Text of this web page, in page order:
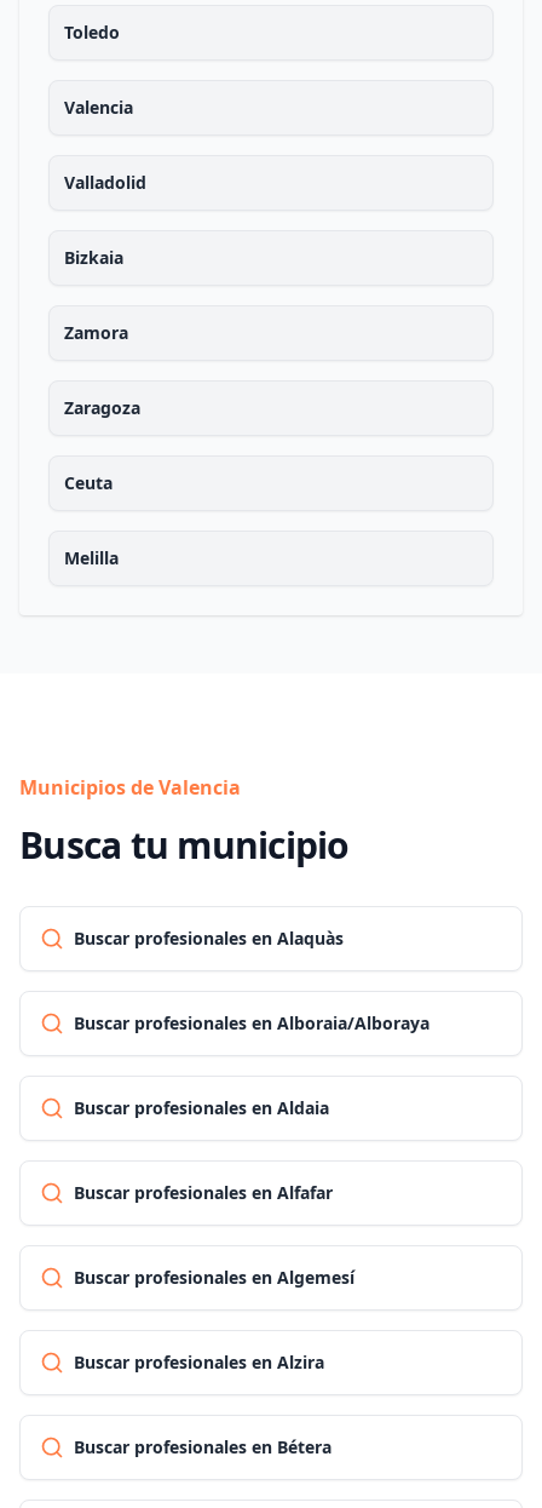
Toledo
Valencia
Valladolid
Bizkaia
Zamora
Zaragoza
Ceuta
Melilla
Municipios de Valencia
Busca tu municipio
Buscar profesionales en Alaquàs
Buscar profesionales en Alboraia/Alboraya
Buscar profesionales en Aldaia
Buscar profesionales en Alfafar
Buscar profesionales en Algemesí
Buscar profesionales en Alzira
Buscar profesionales en Bétera